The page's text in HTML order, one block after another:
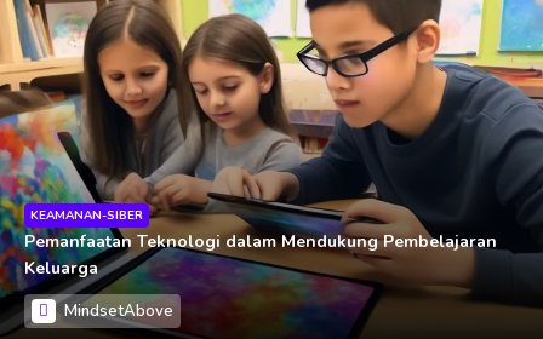
KEAMANAN-SIBER
Pemanfaatan Teknologi dalam Mendukung Pembelajaran
Keluarga
MindsetAbove